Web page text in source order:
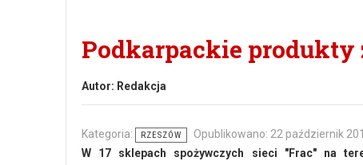
Podkarpackie produkty
Autor: Redakcja
Kategoria: RZESZÓW
Opublikowano: 22 październik
W 17 sklepach spożywczych sieci "Frac" na